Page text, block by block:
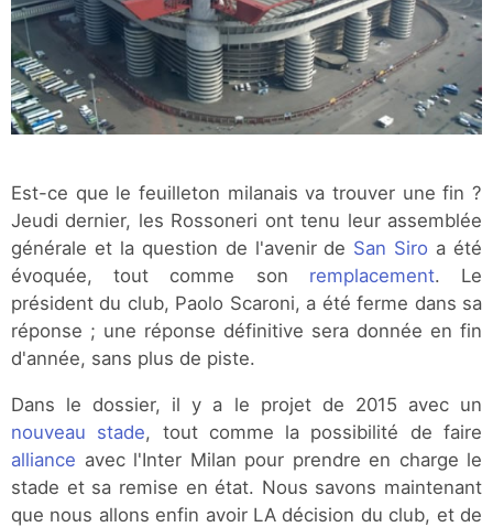
Est-ce que le feuilleton milanais va trouver une fin ?
Jeudi dernier, les Rossoneri ont tenu leur assemblée
générale et la question de l'avenir de San Siro a été
évoquée, tout comme son remplacement. Le
président du club, Paolo Scaroni, a été ferme dans sa
réponse ; une réponse définitive sera donnée en fin
d'année, sans plus de piste.
Dans le dossier, il y a le projet de 2015 avec un
nouveau stade, tout comme la possibilité de faire
alliance avec l'Inter Milan pour prendre en charge le
stade et sa remise en état. Nous savons maintenant
que nous allons enfin avoir LA décision du club, et de